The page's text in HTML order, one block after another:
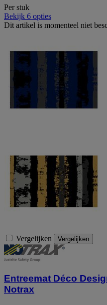
Per stuk
Bekijk 6 opties
Dit artikel is momenteel niet
Vergelijken Vergelijken
Entreemat Déco
Notrax